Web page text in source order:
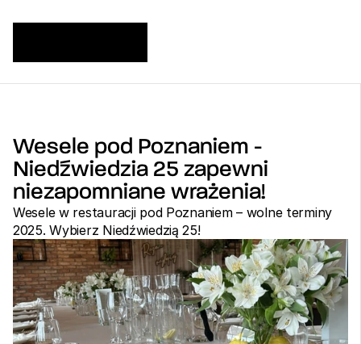
Wesele pod Poznaniem -
Niedźwiedzia 25 zapewni
niezapomniane wrażenia!
Wesele w restauracji pod Poznaniem – wolne terminy
2025. Wybierz Niedźwiedzią 25!